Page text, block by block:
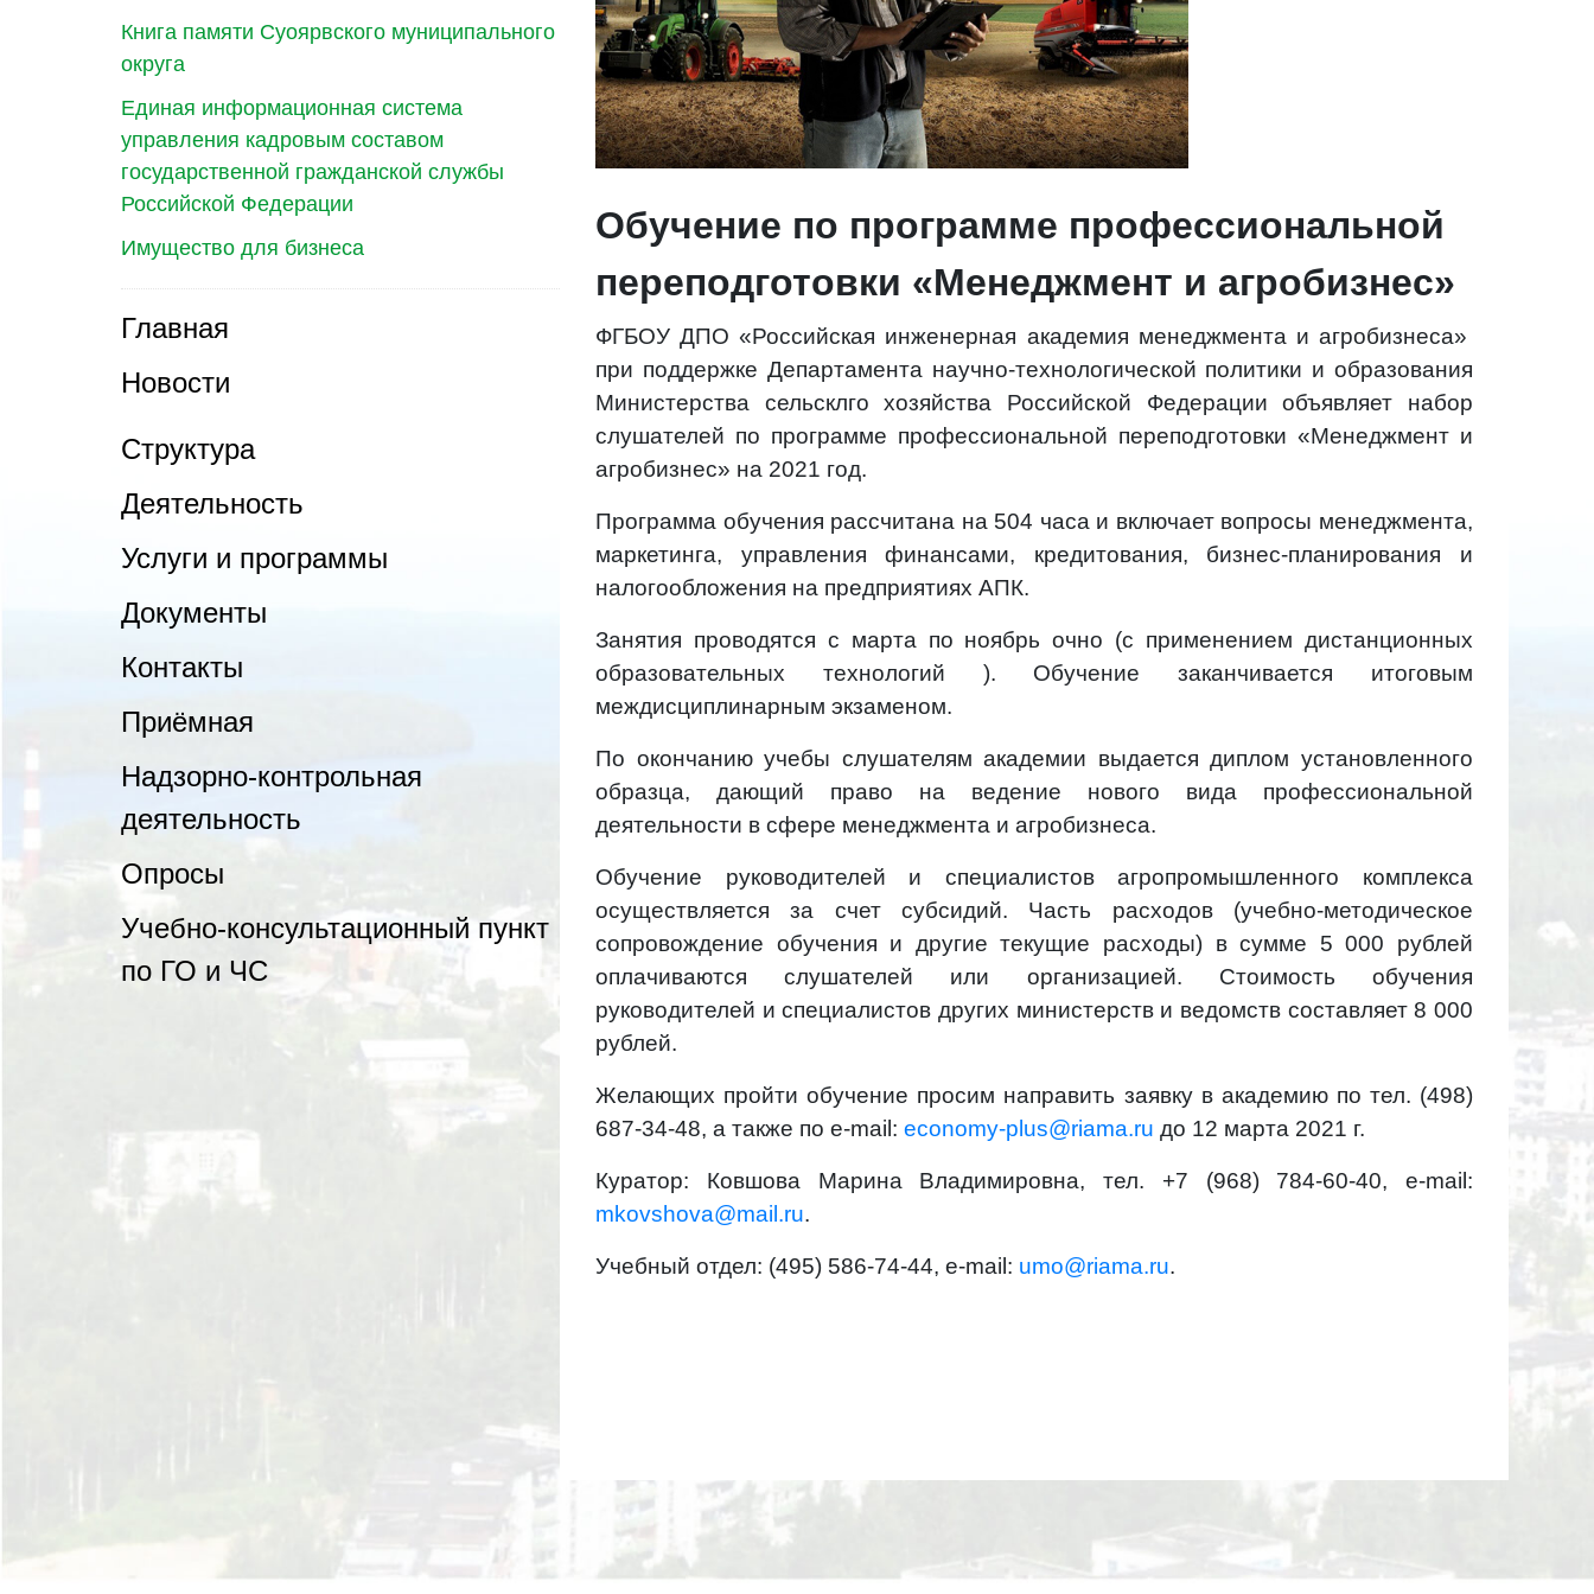
Книга памяти Суоярвского муниципального
округа
Единая информационная система
управления кадровым составом
государственной гражданской службы
Российской Федерации
Имущество для бизнеса
Главная
Новости
Структура
Деятельность
Услуги и программы
Документы
Контакты
Приёмная
Надзорно-контрольная
деятельность
Опросы
Учебно-консультационный пункт
по ГО и ЧС
Обучение по программе профессиональной
переподготовки «Менеджмент и агробизнес»
ФГБОУ ДПО «Российская инженерная академия менеджмента и агробизнеса»
при поддержке Департамента научно-технологической политики и образования
Министерства сельсклго хозяйства Российской Федерации объявляет набор
слушателей по программе профессиональной переподготовки «Менеджмент и
агробизнес» на 2021 год.
Программа обучения рассчитана на 504 часа и включает вопросы менеджмента,
маркетинга, управления финансами, кредитования, бизнес-планирования и
налогообложения на предприятиях АПК.
Занятия проводятся с марта по ноябрь очно (с применением дистанционных
образовательных технологий ). Обучение заканчивается итоговым
междисциплинарным экзаменом.
По окончанию учебы слушателям академии выдается диплом установленного
образца, дающий право на ведение нового вида профессиональной
деятельности в сфере менеджмента и агробизнеса.
Обучение руководителей и специалистов агропромышленного комплекса
осуществляется за счет субсидий. Часть расходов (учебно-методическое
сопровождение обучения и другие текущие расходы) в сумме 5 000 рублей
оплачиваются слушателей или организацией. Стоимость обучения
руководителей и специалистов других министерств и ведомств составляет 8 000
рублей.
Желающих пройти обучение просим направить заявку в академию по тел. (498)
687-34-48, а также по e-mail: economy-plus@riama.ru до 12 марта 2021 г.
Куратор: Ковшова Марина Владимировна, тел. +7 (968) 784-60-40, e-mail:
mkovshova@mail.ru.
Учебный отдел: (495) 586-74-44, e-mail: umo@riama.ru.